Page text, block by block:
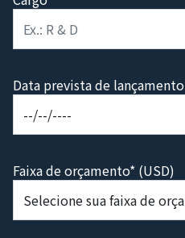
Data prevista de
Faixa de orçamento* (USD)